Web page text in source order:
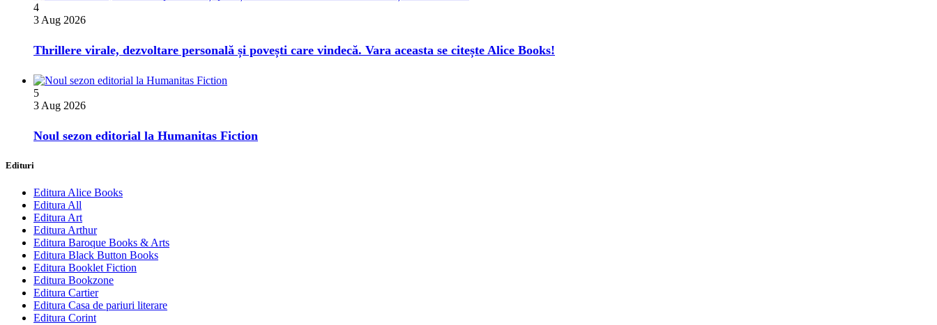
4
3 Aug 2026
Thrillere virale, dezvoltare personală și povești care vindecă. Vara aceasta se citește Alice Books!
5
3 Aug 2026
​Noul sezon editorial la Humanitas Fiction
Edituri
Editura Alice Books
Editura All
Editura Art
Editura Arthur
Editura Baroque Books & Arts
Editura Black Button Books
Editura Booklet Fiction
Editura Bookzone
Editura Cartier
Editura Casa de pariuri literare
Editura Corint